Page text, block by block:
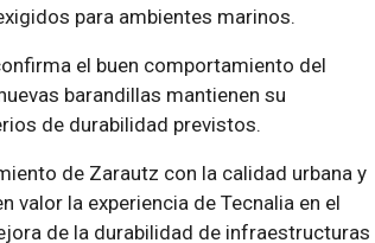
para ambientes marinos.
el buen comportamiento del
barandillas mantienen su
de durabilidad previstos.
de Zarautz con la calidad urbana y
valor la experiencia de Tecnalia en el
de la durabilidad de infraestructuras